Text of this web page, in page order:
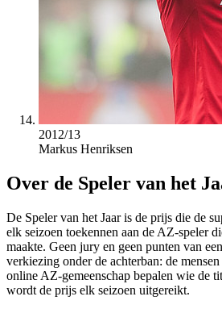
2012/13
Markus Henriksen
Over de Speler van het
De Speler van het Jaar is de prijs die de
elk seizoen toekennen aan de AZ-speler
maakte. Geen jury en geen punten van
verkiezing onder de achterban: de
online AZ-gemeenschap bepalen wie de
wordt de prijs elk seizoen uitgereikt.